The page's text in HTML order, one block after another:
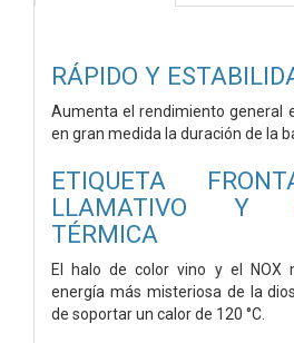
RÁPIDO Y
Aumenta el rendimiento general
en gran medida la duración de la
ETIQUETA
LLAMATIVO Y
TÉRMICA
El halo de color vino y el NOX
energía más misteriosa de la
de soportar un calor de 120 °C.